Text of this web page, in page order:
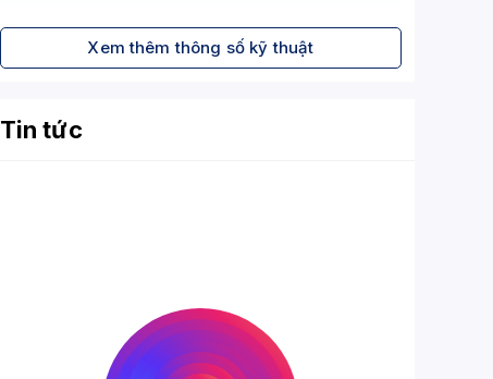
Xem thêm thông số kỹ thuật
Tin tức